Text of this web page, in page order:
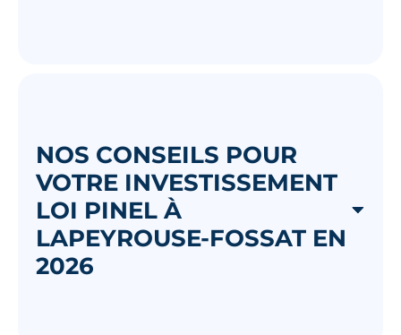
NOS CONSEILS POUR
VOTRE INVESTISSEMENT
LOI PINEL À
LAPEYROUSE-FOSSAT EN
2026